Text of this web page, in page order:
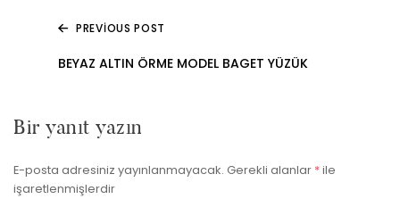
PREVIOUS POST
BEYAZ ALTIN ÖRME MODEL BAGET YÜZÜK
Bir yanıt yazın
E-posta adresiniz yayınlanmayacak. Gerekli alanlar *ile
işaretlenmişlerdir